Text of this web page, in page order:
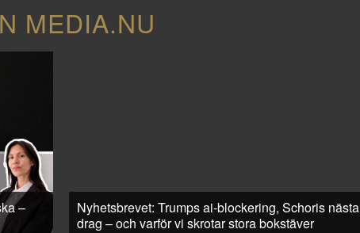
MEDIA.NU
–
Nyhetsbrevet: Trumps ai-blockering, Schoris nästa
drag – och varför vi skrotar stora bokstäver